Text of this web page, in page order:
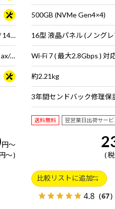
15.6型 広視野角液晶パネル (ノングレア / 144Hz対応 / アスペクト比16:9)
Wi-Fi 6E( 最大2.4Gbps )対応 IEEE 802.11 ax/ac/a/b/g/n準拠 ＋ Bluetooth 5内蔵
円～
～
500GB (NVMe Gen4×4)
約2.21kg
送料無料 翌営業日出荷サー
比較リストに追加
4.8 （67）